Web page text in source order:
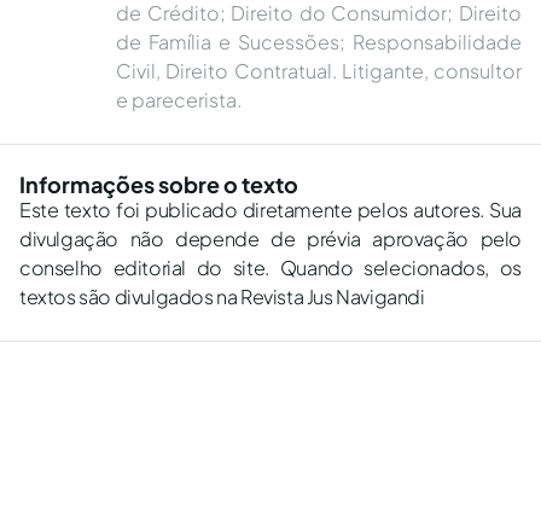
de Crédito; Direito do Consumidor; Direito
de Família e Sucessões; Responsabilidade
Civil, Direito Contratual. Litigante, consultor
e parecerista.
Informações sobre o texto
Este texto foi publicado diretamente pelos autores. Sua
divulgação não depende de prévia aprovação pelo
conselho editorial do site. Quando selecionados, os
textos são divulgados na Revista Jus Navigandi